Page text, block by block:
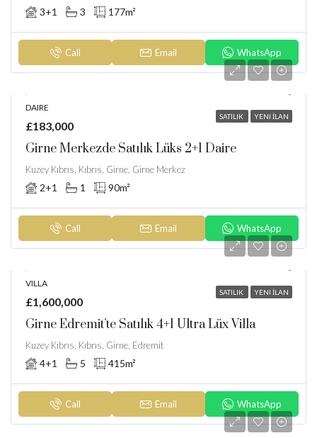
3+1 3 177m²
Call Email WhatsApp
SATILIK YENI İLAN
DAIRE
£183,000
Girne Merkezde Satılık Lüks 2+1 Daire
Kuzey Kıbrıs, Kıbrıs, Girne, Girne Merkez
2+1 1 90m²
Call Email WhatsApp
SATILIK YENI İLAN
VILLA
£1,600,000
Girne Edremit’te Satılık 4+1 Ultra Lüx Villa
Kuzey Kıbrıs, Kıbrıs, Girne, Edremit
4+1 5 415m²
Call Email WhatsApp